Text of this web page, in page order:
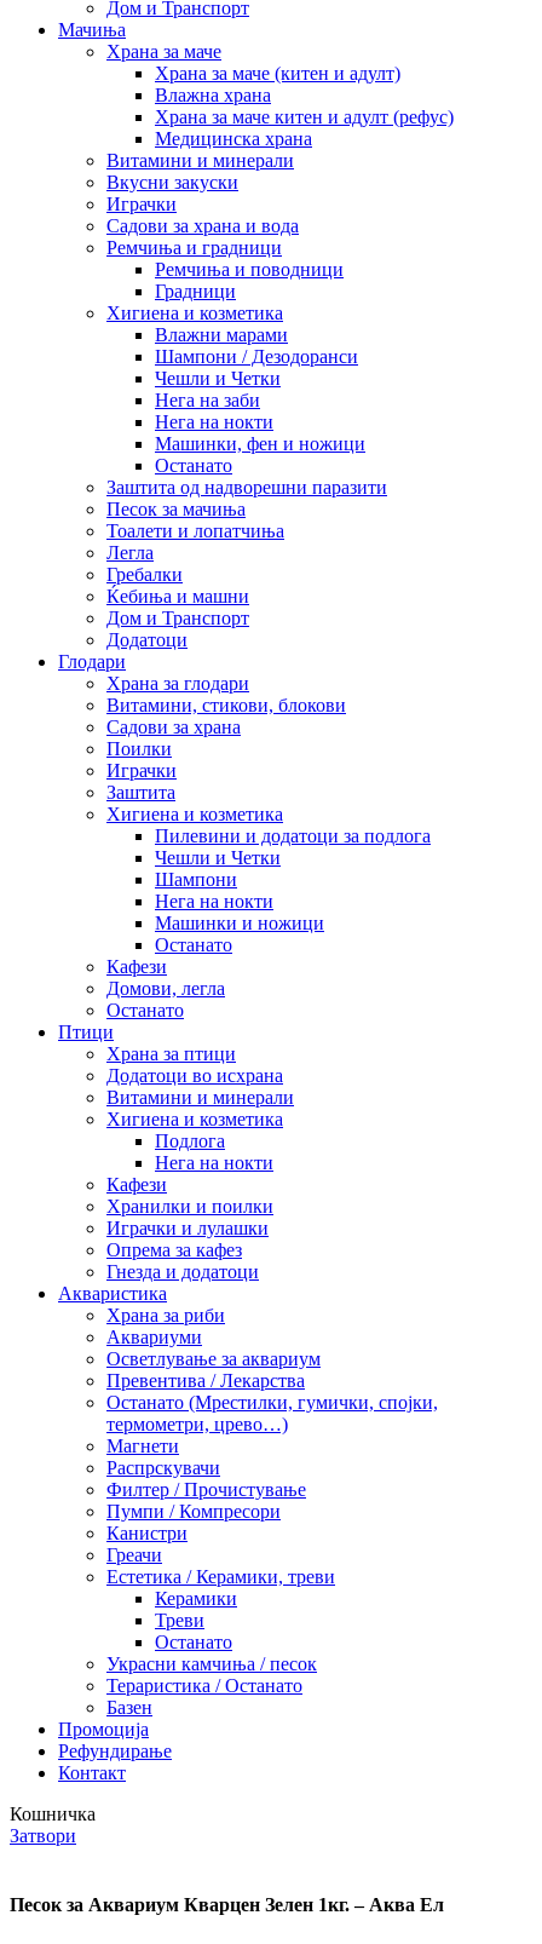
Дом и Транспорт
Мачиња
Храна за маче
Храна за маче (китен и адулт)
Влажна храна
Храна за маче китен и адулт (рефус)
Медицинска храна
Витамини и минерали
Вкусни закуски
Играчки
Садови за храна и вода
Ремчиња и градници
Ремчиња и поводници
Градници
Хигиена и козметика
Влажни марами
Шампони / Дезодоранси
Чешли и Четки
Нега на заби
Нега на нокти
Машинки, фен и ножици
Останато
Заштита од надворешни паразити
Песок за мачиња
Тоалети и лопатчиња
Легла
Гребалки
Ќебиња и машни
Дом и Транспорт
Додатоци
Глодари
Храна за глодари
Витамини, стикови, блокови
Садови за храна
Поилки
Играчки
Заштита
Хигиена и козметика
Пилевини и додатоци за подлога
Чешли и Четки
Шампони
Нега на нокти
Машинки и ножици
Останато
Кафези
Домови, легла
Останато
Птици
Храна за птици
Додатоци во исхрана
Витамини и минерали
Хигиена и козметика
Подлога
Нега на нокти
Кафези
Хранилки и поилки
Играчки и лулашки
Опрема за кафез
Гнезда и додатоци
Акваристика
Храна за риби
Аквариуми
Осветлување за аквариум
Превентива / Лекарства
Останато (Мрестилки, гумички, спојки,
термометри, црево…)
Магнети
Распрскувачи
Филтер / Прочистување
Пумпи / Компресори
Канистри
Греачи
Естетика / Керамики, треви
Керамики
Треви
Останато
Украсни камчиња / песок
Тераристика / Останато
Базен
Промоција
Рефундирање
Контакт
Кошничка
Затвори
Песок за Аквариум Кварцен Зелен 1кг. – Аква Ел